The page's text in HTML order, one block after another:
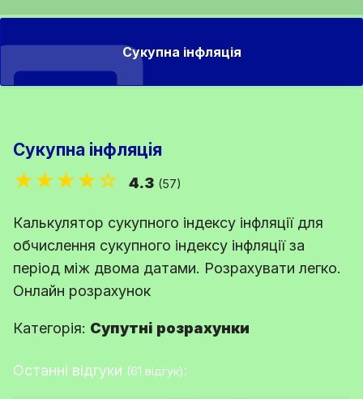
Сукупна інфляція
Сукупна інфляція
★★★★☆ 4.3 (57)
Калькулятор сукупного індексу інфляції для
обчислення сукупного індексу інфляції за
період між двома датами. Розрахувати легко.
Онлайн розрахунок
Категорія: Супутні розрахунки
Останні відгуки (61 відгук):